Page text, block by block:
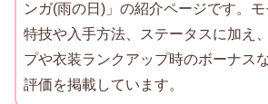
ンガ(雨の日)」の紹介ページです。
特技や入手方法、ステータスに加え
プや衣装ランクアップ時のボーナス
評価を掲載しています。